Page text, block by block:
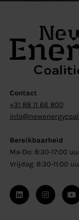
Contact
+31 88 11 66 800
Bereikbaarheid
Ma-Do: 8:30-17:00
Vrijdag: 8:30-11:00